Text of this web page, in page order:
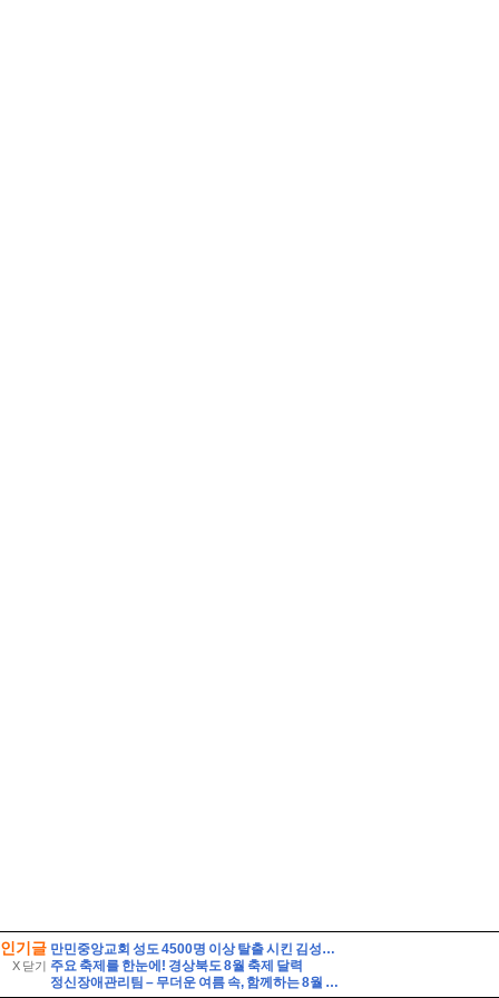
인기글
X 닫기
만민중앙교회 성도 4500명 이상 탈출 시킨 김성훈전도사 활약
주요 축제를 한눈에! 경상북도 8월 축제 달력
정신장애관리팀 – 무더운 여름 속, 함께하는 8월 이야기